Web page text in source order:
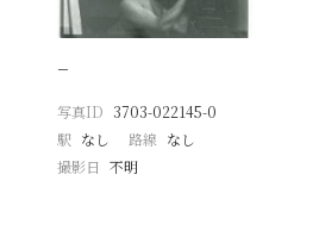
−
写真ID 3703-022145-0
駅 なし 路線 なし
撮影日
不明